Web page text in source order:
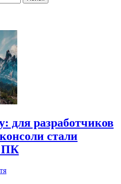
для разработчиков
стали
ПК